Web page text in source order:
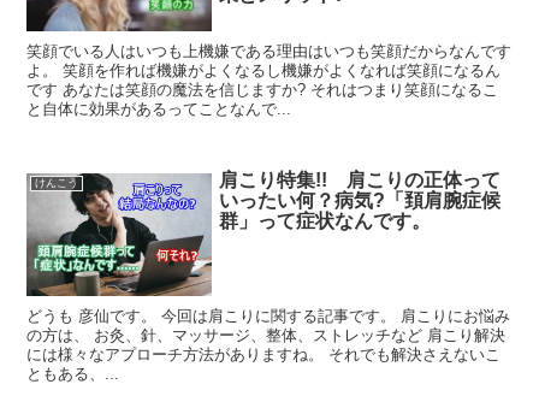
笑顔でいる人はいつも上機嫌である理由はいつも笑顔だからなんです
よ。 笑顔を作れば機嫌がよくなるし機嫌がよくなれば笑顔になるん
です あなたは笑顔の魔法を信じますか? それはつまり笑顔になるこ
と自体に効果があるってことなんで...
けんこう
肩こり特集!! 肩こりの正体って
いったい何？病気?「頚肩腕症候
群」って症状なんです。
どうも 彦仙です。 今回は肩こりに関する記事です。 肩こりにお悩み
の方は、 お灸、針、マッサージ、整体、ストレッチなど 肩こり解決
には様々なアプローチ方法がありますね。 それでも解決さえないこ
ともある、...